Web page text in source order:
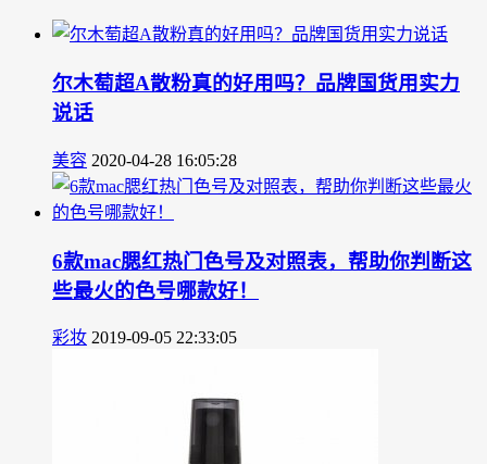
尔木萄超A散粉真的好用吗？品牌国货用实力
说话
美容 2020-04-28 16:05:28
6款mac腮红热门色号及对照表，帮助你判断这
些最火的色号哪款好！
彩妆 2019-09-05 22:33:05